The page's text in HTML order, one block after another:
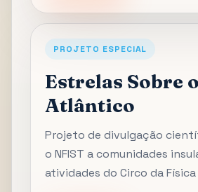
PROJETO ESPECIAL
Estrelas Sobre o
Atlântico
Projeto de divulgação
o NFIST a comunidades
atividades do Circo da